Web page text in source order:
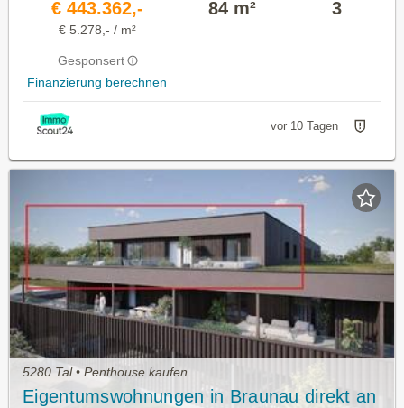
€ 443.362,-
€ 5.278,- / m²
Gesponsert
Finanzierung berechnen
84 m² 3
vor 10 Tagen
5280 Tal • Penthouse kaufen
Eigentumswohnungen in Braunau direkt an